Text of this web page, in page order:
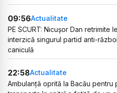
09:56Actualitate
PE SCURT: Nicușor Dan retrimite
interzică singurul partid anti-
caniculă
22:58Actualitate
Ambulanță oprită la Bacău